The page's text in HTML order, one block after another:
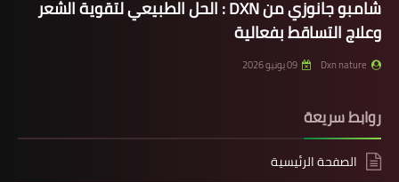
شامبو جانوزي من DXN : الحل الطبيعي لتقوية الشعر
وعلاج التساقط بفعالية
Dxn nature 09 يونيو 2026
روابط سريعة
الصفحة الرئيسية